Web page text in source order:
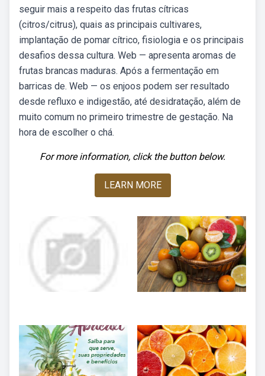
seguir mais a respeito das frutas cítricas
(citros/citrus), quais as principais cultivares,
implantação de pomar cítrico, fisiologia e os principais
desafios dessa cultura. Web — apresenta aromas de
frutas brancas maduras. Após a fermentação em
barricas de. Web — os enjoos podem ser resultado
desde refluxo e indigestão, até desidratação, além de
muito comum no primeiro trimestre de gestação. Na
hora de escolher o chá.
For more information, click the button below.
LEARN MORE